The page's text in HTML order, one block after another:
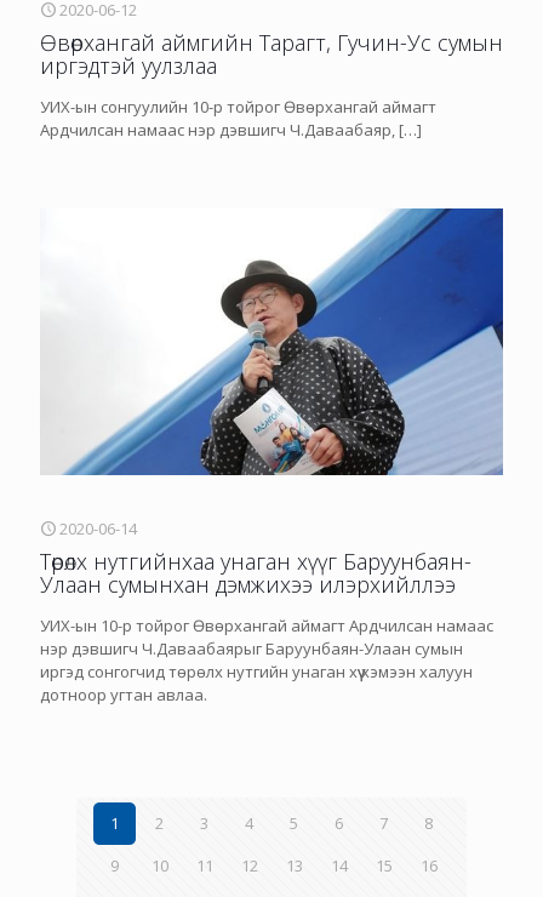
2020-06-12
Өвөрхангай аймгийн Тарагт, Гучин-Ус сумын
иргэдтэй уулзлаа
УИХ-ын сонгуулийн 10-р тойрог Өвөрхангай аймагт
Ардчилсан намаас нэр дэвшигч Ч.Даваабаяр, […]
2020-06-14
Төрөлх нутгийнхаа унаган хүүг Баруунбаян-
Улаан сумынхан дэмжихээ илэрхийллээ
УИХ-ын 10-р тойрог Өвөрхангай аймагт Ардчилсан намаас
нэр дэвшигч Ч.Даваабаярыг Баруунбаян-Улаан сумын
иргэд сонгогчид төрөлх нутгийн унаган хүү хэмээн халуун
дотноор угтан авлаа.
1 2 3 4 5 6 7
8
9
10 11 12 13 14 15 16